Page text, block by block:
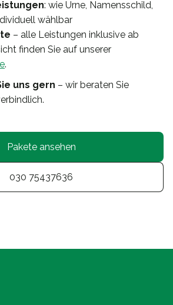
: wie Urne, Namensschild,
wählbar
– alle Leistungen inklusive ab
finden Sie auf unserer
.
uns gern – wir beraten Sie
Pakete ansehen
030 75437636